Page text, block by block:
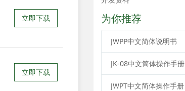
立即下载
立即下载
为你推荐
JWPP中文简体说明书
JK-08中文简体操作手册
JWPT中文简体操作手册